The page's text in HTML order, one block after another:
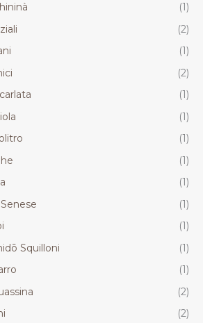
(1)
(2)
(1)
(2)
(1)
(1)
(1)
(1)
(1)
(1)
(1)
Squilloni
(1)
(1)
(2)
(2)